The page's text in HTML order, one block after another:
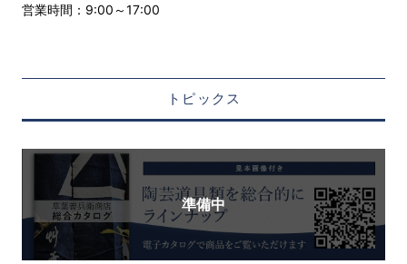
営業時間：9:00～17:00
トピックス